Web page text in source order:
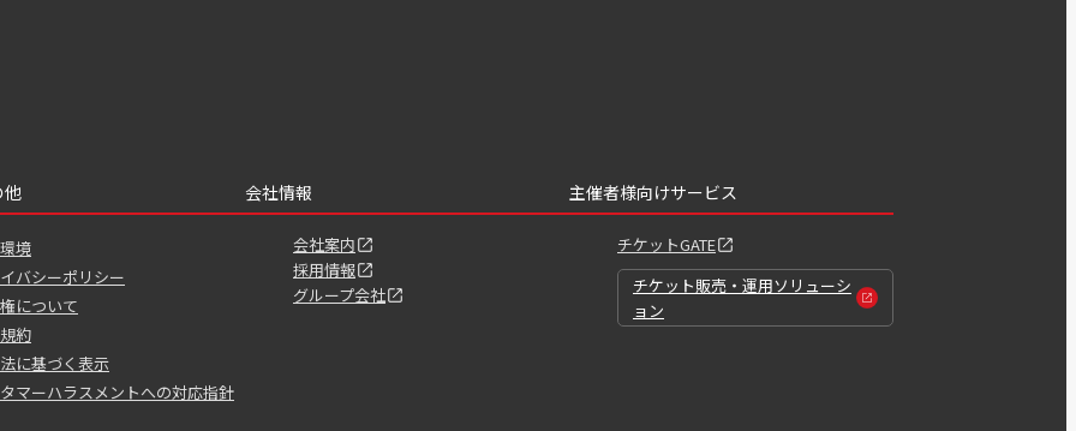
他
境
バシーポリシー
について
約
に基づく表示
マーハラスメントへの対応指針
会社情報
会社案内
採用情報
グループ会社
主催者様向けサービス
チケットGATE
チケット販売・運用ソリューシ
ョン